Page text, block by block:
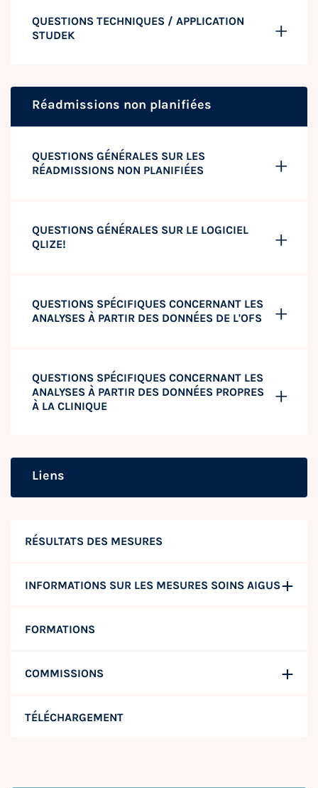
RÉSULTATS DES MESURES
INFORMATIONS SUR LES MESURES SOINS AIGUS
FORMATIONS
COMMISSIONS
TÉLÉCHARGEMENT
QUESTIONS TECHNIQUES / APPLICATION
STUDEK
Réadmissions non planifiées
QUESTIONS GÉNÉRALES SUR LES
RÉADMISSIONS NON PLANIFIÉES
QUESTIONS GÉNÉRALES SUR LE LOGICIEL
QLIZE!
QUESTIONS SPÉCIFIQUES CONCERNANT LES
ANALYSES À PARTIR DES DONNÉES DE L'OFS
QUESTIONS SPÉCIFIQUES CONCERNANT LES
ANALYSES À PARTIR DES DONNÉES PROPRES
À LA CLINIQUE
Liens